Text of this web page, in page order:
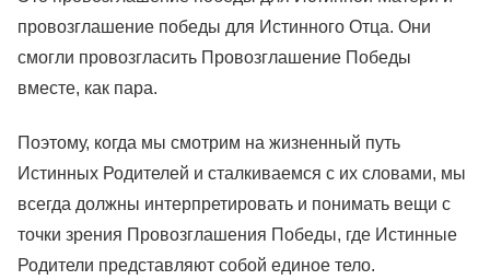
провозглашение победы для Истинного Отца. Они
смогли провозгласить Провозглашение Победы
вместе, как пара.
Поэтому, когда мы смотрим на жизненный путь
Истинных Родителей и сталкиваемся с их словами, мы
всегда должны интерпретировать и понимать вещи с
точки зрения Провозглашения Победы, где Истинные
Родители представляют собой единое тело.